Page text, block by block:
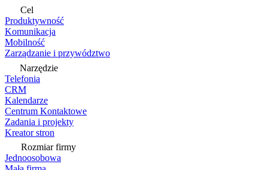
Cel
Produktywność
Komunikacja
Mobilność
Zarządzanie i przywództwo
Narzędzie
Telefonia
CRM
Kalendarze
Centrum Kontaktowe
Zadania i projekty
Kreator stron
Rozmiar firmy
Jednoosobowa